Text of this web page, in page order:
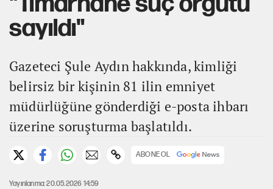
sayıldı"
Gazeteci Şule Aydın hakkında, kimliği
belirsiz bir kişinin 81 ilin emniyet
müdürlüğüne gönderdiği e-posta ihbarı
üzerine soruşturma başlatıldı.
ABONE OL
Yayınlanma: 20.05.2026 14:59